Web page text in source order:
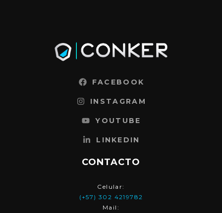
FACEBOOK
INSTAGRAM
YOUTUBE
LINKEDIN
CONTACTO
Celular:
(+57) 302 4219782
Mail: